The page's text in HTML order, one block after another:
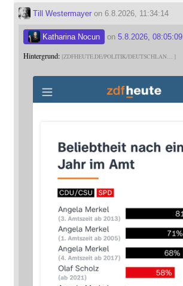
Till Westermayeron 6.8.2026, 11:34:14
Katharina Nocun on 5.8.2026, 08:05:09
Hintergrund: ZDFHEUTE.DE/POLITIK/DEUTSCHLAN